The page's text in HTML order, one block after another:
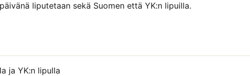
liputetaan sekä Suomen että YK:n lipuilla.
ja YK:n lipulla